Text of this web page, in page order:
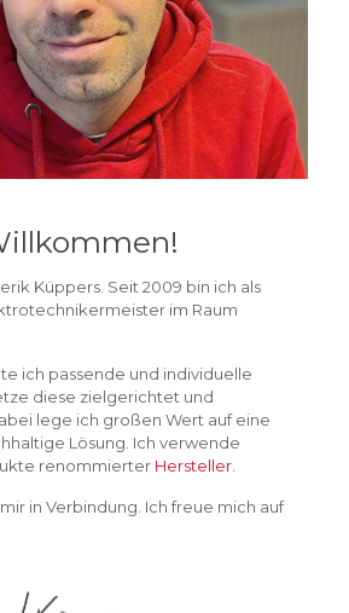
Küppers. Seit 2009 bin ich als
im Raum
ich passende und individuelle
diese zielgerichtet und
lege ich großen Wert auf eine
Lösung. Ich verwende
renommierter Hersteller
in Verbindung. Ich freue mich auf